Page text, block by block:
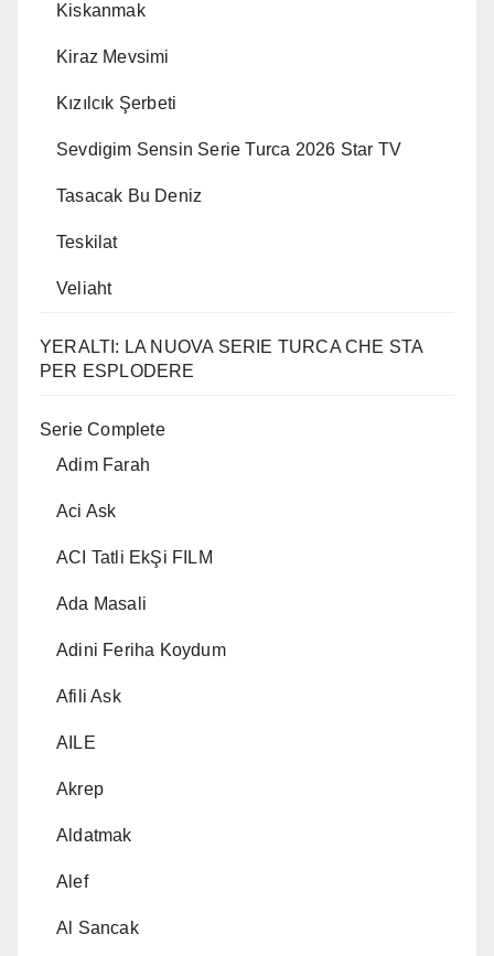
Kiskanmak
Kiraz Mevsimi
Kızılcık Şerbeti
Sevdigim Sensin Serie Turca 2026 Star TV
Tasacak Bu Deniz
Teskilat
Veliaht
YERALTI: LA NUOVA SERIE TURCA CHE STA
PER ESPLODERE
Serie Complete
Adim Farah
Aci Ask
ACI Tatli EkŞi FILM
Ada Masali
Adini Feriha Koydum
Afili Ask
AILE
Akrep
Aldatmak
Alef
Al Sancak